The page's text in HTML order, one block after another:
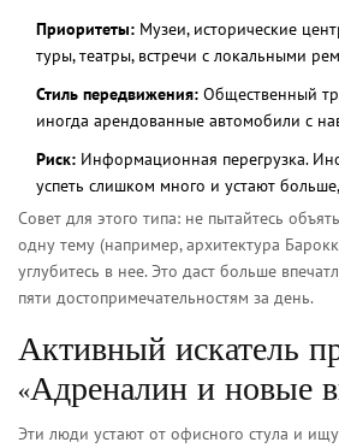
Приоритеты: Музеи, исторические
туры, театры, встречи с локальными
Стиль передвижения: Общественный
иногда арендованные автомобили с
Риск: Информационная перегрузка.
успеть слишком много и устают
Совет для этого типа: не пытайтесь
одну тему (например, архитектура
углубитесь в нее. Это даст больше
пяти достопримечательностям за день.
Активный искатель
«Адреналин и новые
Эти люди устают от офисного стула и